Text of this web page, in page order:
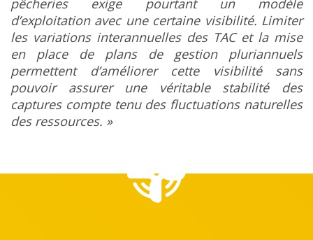
d’exploitation avec une certaine visibilité. Limiter
les variations interannuelles des TAC et la mise
en place de plans de gestion pluriannuels
permettent d’améliorer cette visibilité sans
pouvoir assurer une véritable stabilité des
captures compte tenu des fluctuations naturelles
des ressources. »